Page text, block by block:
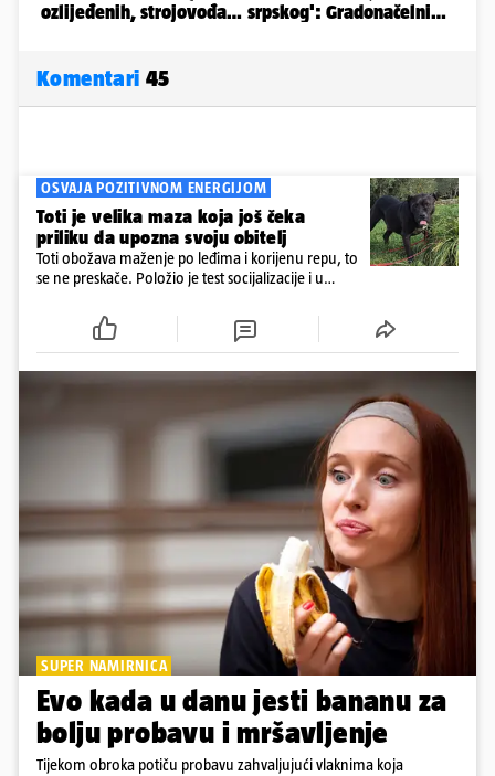
Komentari 45
OSVAJA POZITIVNOM ENERGIJOM
Toti je velika maza koja još čeka
priliku da upozna svoju obitelj
Toti obožava maženje po leđima i korijenu repu, to
se ne preskače. Položio je test socijalizacije i u
cijepljen protiv virusnih zaraznih bolesti
SUPER NAMIRNICA
Evo kada u danu jesti bananu za
bolju probavu i mršavljenje
Tijekom obroka potiču probavu zahvaljujući vlaknima koja